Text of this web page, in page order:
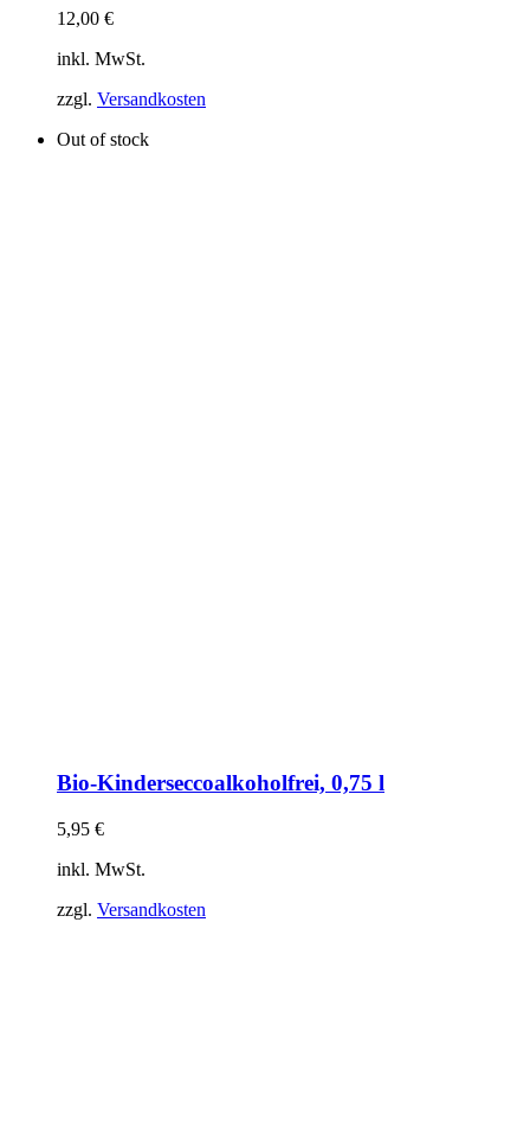
12,00 €
inkl. MwSt.
zzgl. Versandkosten
Out of stock
Bio-Kinderseccoalkoholfrei, 0,75 l
5,95 €
inkl. MwSt.
zzgl. Versandkosten